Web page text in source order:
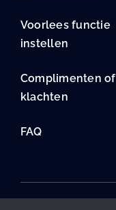
Voorlees functie
instellen
Complimenten of
klachten
FAQ